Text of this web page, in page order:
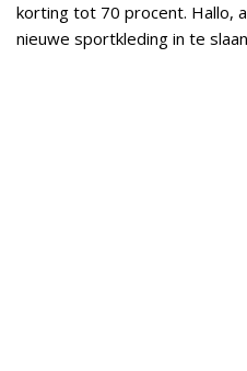
korting tot 70 procent. Hallo,
nieuwe sportkleding in te